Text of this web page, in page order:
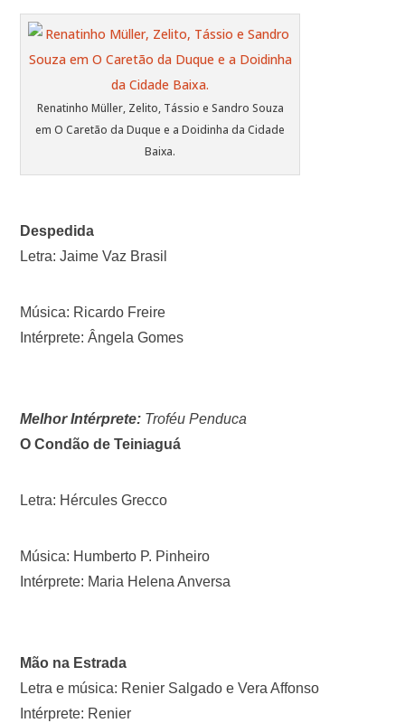
Renatinho Müller, Zelito, Tássio e Sandro Souza
em O Caretão da Duque e a Doidinha da Cidade
Baixa.
Despedida
Letra: Jaime Vaz Brasil
Música: Ricardo Freire
Intérprete: Ângela Gomes
Melhor Intérprete: Troféu Penduca
O Condão de Teiniaguá
Letra: Hércules Grecco
Música: Humberto P. Pinheiro
Intérprete: Maria Helena Anversa
Mão na Estrada
Letra e música: Renier Salgado e Vera Affonso
Intérprete: Renier